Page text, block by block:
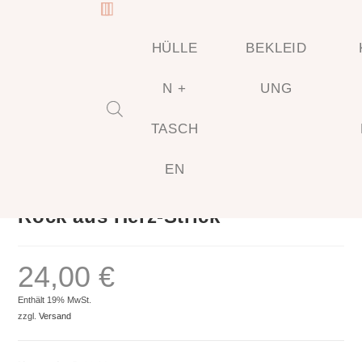
HÜLLE
N +
TASCH
EN
BEKLEID
UNG
Rock aus Herz-Strick
24,00€
Enthält 19% MwSt.
zzgl.Versand